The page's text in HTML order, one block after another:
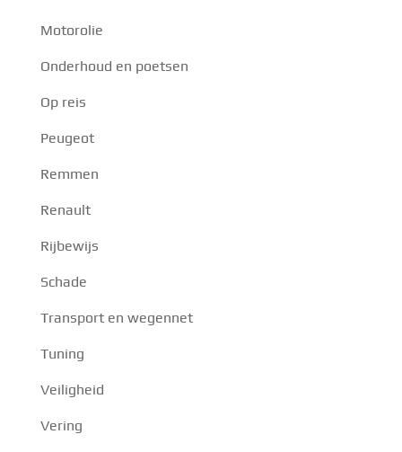
Motorolie
Onderhoud en poetsen
Op reis
Peugeot
Remmen
Renault
Rijbewijs
Schade
Transport en wegennet
Tuning
Veiligheid
Vering